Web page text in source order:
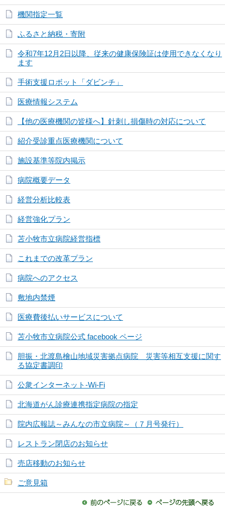
機関指定一覧
ふるさと納税・寄附
令和7年12月2日以降、従来の健康保険証は使用できなくなり
ます
手術支援ロボット「ダビンチ」
医療情報システム
【他の医療機関の皆様へ】針刺し損傷時の対応について
紹介受診重点医療機関について
施設基準等院内掲示
病院概要データ
経営分析比較表
経営強化プラン
苫小牧市立病院経営指標
これまでの改革プラン
病院へのアクセス
敷地内禁煙
医療費後払いサービスについて
苫小牧市立病院公式 facebook ページ
胆振・北渡島檜山地域災害拠点病院 災害等相互支援に関す
る協定書調印
公衆インターネット-Wi-Fi
北海道がん診療連携指定病院の指定
院内広報誌～みんなの市立病院～（７月号発行）
レストラン閉店のお知らせ
売店移動のお知らせ
ご意見箱